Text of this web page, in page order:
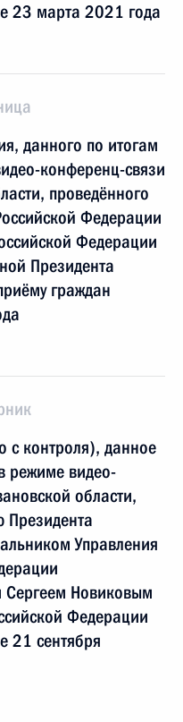
23 марта 2021 года
данного по итогам
конференц-связи
проведённого
Федерации
Федерации
Президента
граждан
с контроля), данное
режиме видео-
области,
Президента
Управления
Сергеем Новиковым
Федерации
21 сентября